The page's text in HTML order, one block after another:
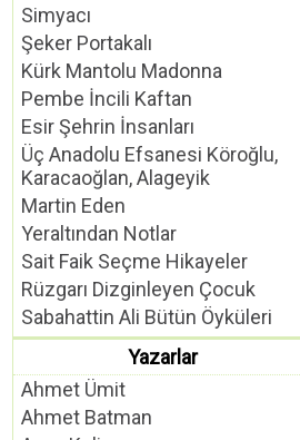
Simyacı
Şeker Portakalı
Kürk Mantolu Madonna
Pembe İncili Kaftan
Esir Şehrin İnsanları
Üç Anadolu Efsanesi Köroğlu,
Karacaoğlan, Alageyik
Martin Eden
Yeraltından Notlar
Sait Faik Seçme Hikayeler
Rüzgarı Dizginleyen Çocuk
Sabahattin Ali Bütün Öyküleri
Yazarlar
Ahmet Ümit
Ahmet Batman